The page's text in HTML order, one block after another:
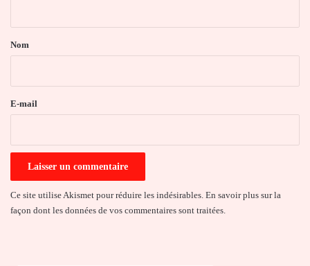
a
e
Nom
E-mail
Ce site utilise Akismet pour réduire les indésirables. En savoir plus sur la
façon dont les données de vos commentaires sont traitées